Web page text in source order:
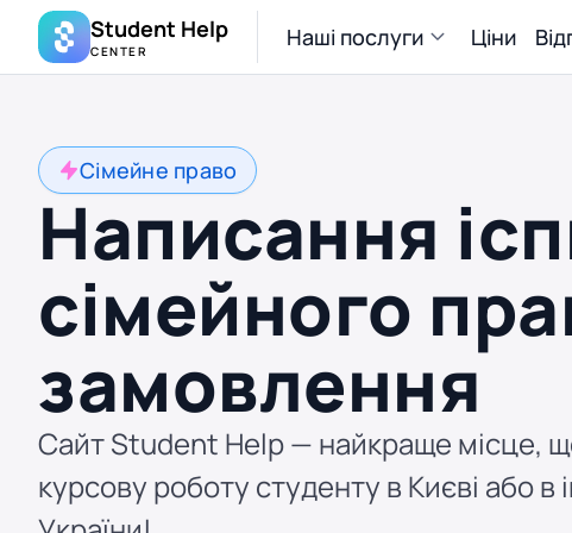
Student Help
CENTER Наші послуги Ціни
Сімейне право
Написання
сімейного
замовлення
Сайт Student Help — найкраще місце,
курсову роботу студенту в Києві або в